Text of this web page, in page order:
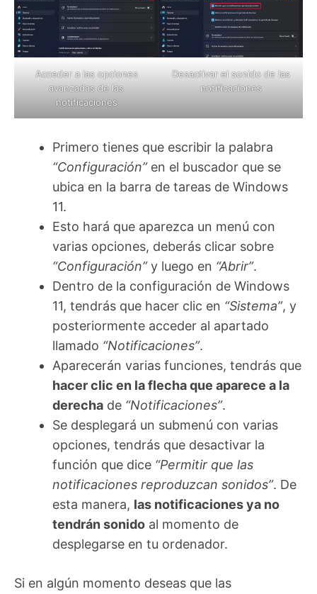
Acceder a las opciones
avanzadas de las
notificaciones
Desactivar el sonido de las
notificaciones
Primero tienes que escribir la palabra
“Configuración”en el buscador que se
ubica en la barra de tareas de Windows
11.
Esto hará que aparezca un menú con
varias opciones, deberás clicar sobre
“Configuración”y luego en “Abrir”.
Dentro de la configuración de Windows
11, tendrás que hacer clic en “Sistema”, y
posteriormente acceder al apartado
llamado “Notificaciones”.
Aparecerán varias funciones, tendrás que
hacer clic en la flecha que aparece a la
derecha de “Notificaciones”.
Se desplegará un submenú con varias
opciones, tendrás que desactivar la
función que dice “Permitir que las
notificaciones reproduzcan sonidos”. De
esta manera, las notificaciones ya no
tendrán sonido al momento de
desplegarse en tu ordenador.
Si en algún momento deseas que las